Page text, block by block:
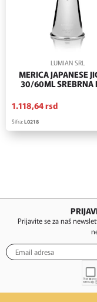
LUMIAN SRL
MERICA JAPANESE
30/60ML SREBRNA
1.118,64rsd
Šifra:L0218
Prijavite se za naš